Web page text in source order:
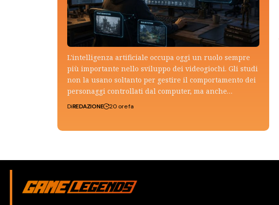
L'intelligenza artificiale occupa oggi un ruolo sempre
più importante nello sviluppo dei videogiochi. Gli studi
non la usano soltanto per gestire il comportamento dei
personaggi controllati dal computer, ma anche…
DiREDAZIONE 20 ore fa